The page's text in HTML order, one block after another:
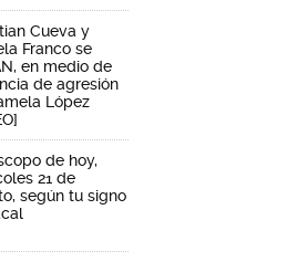
Cueva y
Franco se
en medio de
de agresión
López
de hoy,
21 de
según tu signo